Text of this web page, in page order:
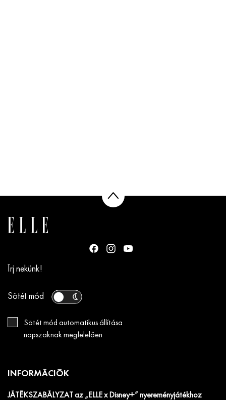
Írj nekünk!
Sötét mód
Sötét mód automatikus állítása
napszaknak megfelelően
INFORMÁCIÓK
JÁTÉKSZABÁLYZAT az „ELLE x Disney+” nyereményjátékhoz